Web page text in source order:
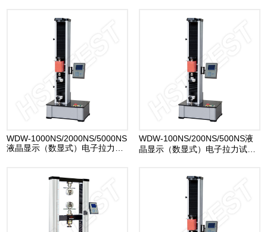
WDW-1000NS/2000NS/5000NS
液晶显示（数显式）电子拉力试
WDW-100NS/200NS/500NS液
晶显示（数显式）电子拉力试验